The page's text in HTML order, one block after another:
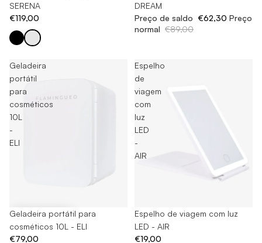
SERENA
€119,00
DREAM
Preço de saldo €62,30 Preço
normal €89,00
Geladeira
portátil
para
cosméticos
10L
-
ELI
Geladeira portátil para
cosméticos 10L - ELI
€79,00
Espelho
de
viagem
com
luz
LED
-
AIR
Esgotado
Espelho de viagem com luz
LED - AIR
€19,00